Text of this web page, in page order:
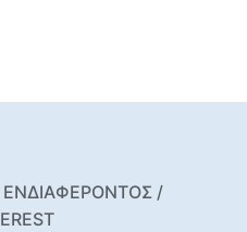
ΕΝΔΙΑΦΕΡΟΝΤΟΣ /